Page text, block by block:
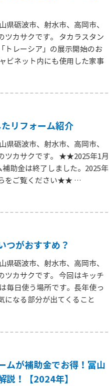
県砺波市、射水市、高岡市、
ツカサクです。 タカラスタン
トレーシア」の展示開始のお
ビネット内にも使用した家事
リフォーム紹介
県砺波市、射水市、高岡市、
ツカサクです。 ★★2025年1月
助金は終了しました。2025年
をご覧ください★★ …
つがおすすめ？
県砺波市、射水市、高岡市、
ツカサクです。 今回はキッチ
毎日使う場所です。長年使っ
になる部分が出てくること
ムが補助金でお得！富山
説！【2024年】